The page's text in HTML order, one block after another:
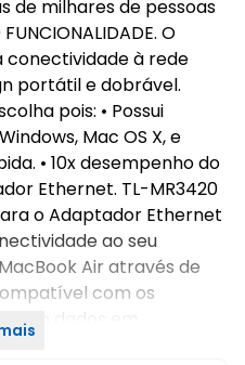
de milhares de pessoas
O
conectividade à rede
portátil e dobrável.
pois: • Possui
Mac OS X, e
• 10x desempenho do
Ethernet. TL-MR3420
para o Adaptador Ethernet
ao seu
Air através de
com os
dados em